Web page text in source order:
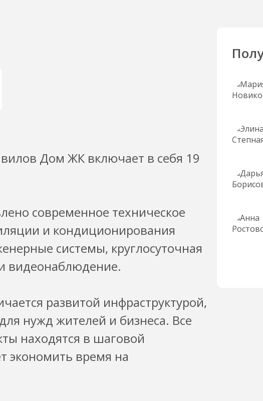
Дом ЖК включает в себя 19
современное техническое
и кондиционирования
системы, круглосуточная
видеонаблюдение.
развитой инфраструктурой,
нужд жителей и бизнеса. Все
находятся в шаговой
экономить время на